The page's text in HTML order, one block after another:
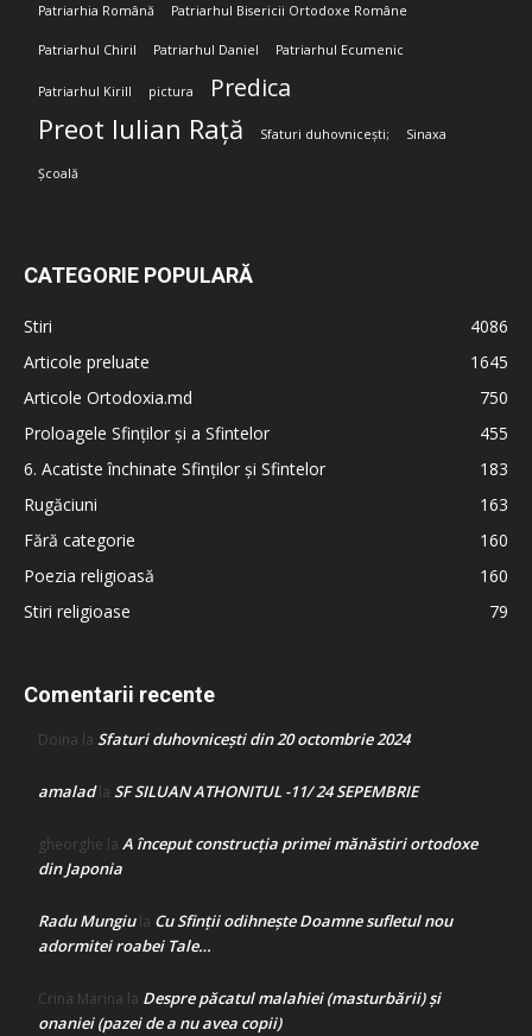
Patriarhia Română Patriarhul Bisericii Ortodoxe Române
Patriarhul Chiril Patriarhul Daniel Patriarhul Ecumenic
Patriarhul Kirill pictura Predica
Preot Iulian Rață Sfaturi duhovnicești; Sinaxa
Școală
CATEGORIE POPULARĂ
Stiri
4086
Articole preluate
1645
Articole Ortodoxia.md
750
Proloagele Sfinților și a Sfintelor
455
6. Acatiste închinate Sfinților și Sfintelor
183
Rugăciuni
163
Fără categorie
160
Poezia religioasă
160
Stiri religioase
79
Comentarii recente
Doina la Sfaturi duhovnicești din 20 octombrie 2024
amaladla SF SILUAN ATHONITUL -11/ 24 SEPEMBRIE
gheorghe la A început construcţia primei mănăstiri ortodoxe
din Japonia
Radu Mungiula Cu Sfinții odihnește Doamne sufletul nou
adormitei roabei Tale…
Crina Marina la Despre păcatul malahiei (masturbării) şi
onaniei (pazei de a nu avea copii)